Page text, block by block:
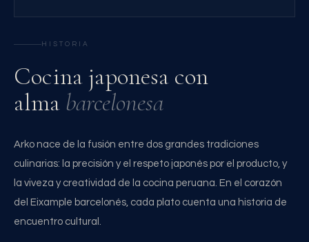
HISTORIA
Cocina japonesa con
alma barcelonesa
Arko nace de la fusión entre dos grandes tradiciones
culinarias: la precisión y el respeto japonés por el producto, y
la viveza y creatividad de la cocina peruana. En el corazón
del Eixample barcelonés, cada plato cuenta una historia de
encuentro cultural.